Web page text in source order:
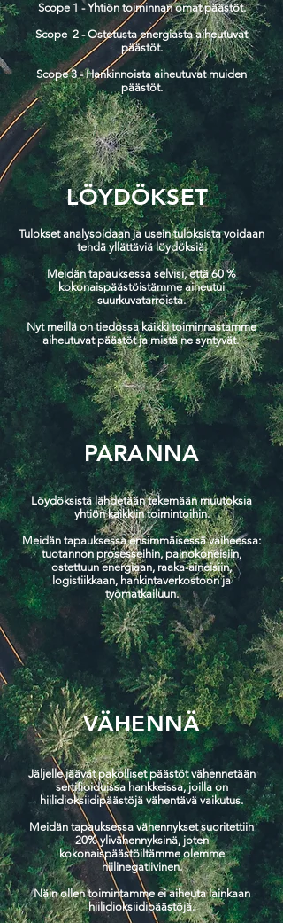
Scope 1 - Yhtiön toiminnan omat päästöt.
Scope 2 - Ostetusta energiasta aiheutuvat
päästöt.
Scope 3 - Hankinnoista aiheutuvat muiden
päästöt.
LÖYDÖKSET
Tulokset analysoidaan ja usein tuloksista voidaan
tehdä yllättäviä löydöksiä.
Meidän tapauksessa selvisi, että 60 %
kokonaispäästöistämme aiheutui
suurkuvatarroista.
Nyt meillä on tiedossa kaikki toiminnastamme
aiheutuvat päästöt ja mistä ne syntyvät.
PARANNA
Löydöksistä lähdetään tekemään muutoksia
yhtiön kaikkiin toimintoihin.
Meidän tapauksessa ensimmäisessä vaiheessa:
tuotannon prosesseihin, painokoneisiin,
ostettuun energiaan, raaka-aineisiin,
logistiikkaan, hankintaverkostoon ja
työmatkailuun.
VÄHENNÄ
Jäljelle jäävät pakolliset päästöt vähennetään
sertifioiduissa hankkeissa, joilla on
hiilidioksiidipäästöjä vähentävä vaikutus.
Meidän tapauksessa vähennykset suoritettiin
20% ylivähennyksinä, joten
kokonaispäästöiltämme olemme
hiilinegatiivinen.
Näin ollen toimintamme ei aiheuta lainkaan
hiilidioksiidipäästöjä.